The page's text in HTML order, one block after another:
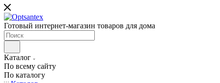
Готовый интернет-магазин товаров для дома
Каталог
По всему сайту
По каталогу